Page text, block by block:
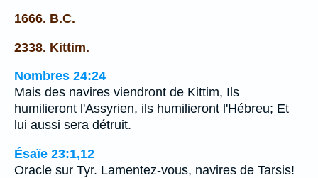
1666. B.C.
2338. Kittim.
Nombres 24:24
Mais des navires viendront de Kittim, Ils
humilieront l'Assyrien, ils humilieront l'Hébreu; Et
lui aussi sera détruit.
Ésaïe 23:1,12
Oracle sur Tyr. Lamentez-vous, navires de Tarsis!